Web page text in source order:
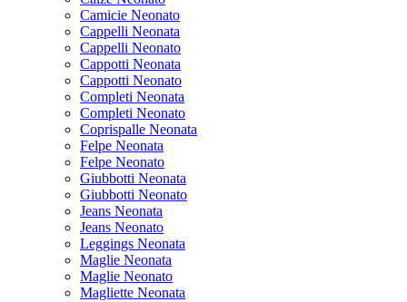
Camicie Neonato
Cappelli Neonata
Cappelli Neonato
Cappotti Neonata
Cappotti Neonato
Completi Neonata
Completi Neonato
Coprispalle Neonata
Felpe Neonata
Felpe Neonato
Giubbotti Neonata
Giubbotti Neonato
Jeans Neonata
Jeans Neonato
Leggings Neonata
Maglie Neonata
Maglie Neonato
Magliette Neonata